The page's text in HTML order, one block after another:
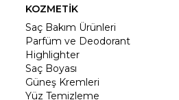
KOZMETİK
Saç Bakım Ürünleri
Parfüm ve Deodorant
Highlighter
Saç Boyası
Güneş Kremleri
Yüz Temizleme